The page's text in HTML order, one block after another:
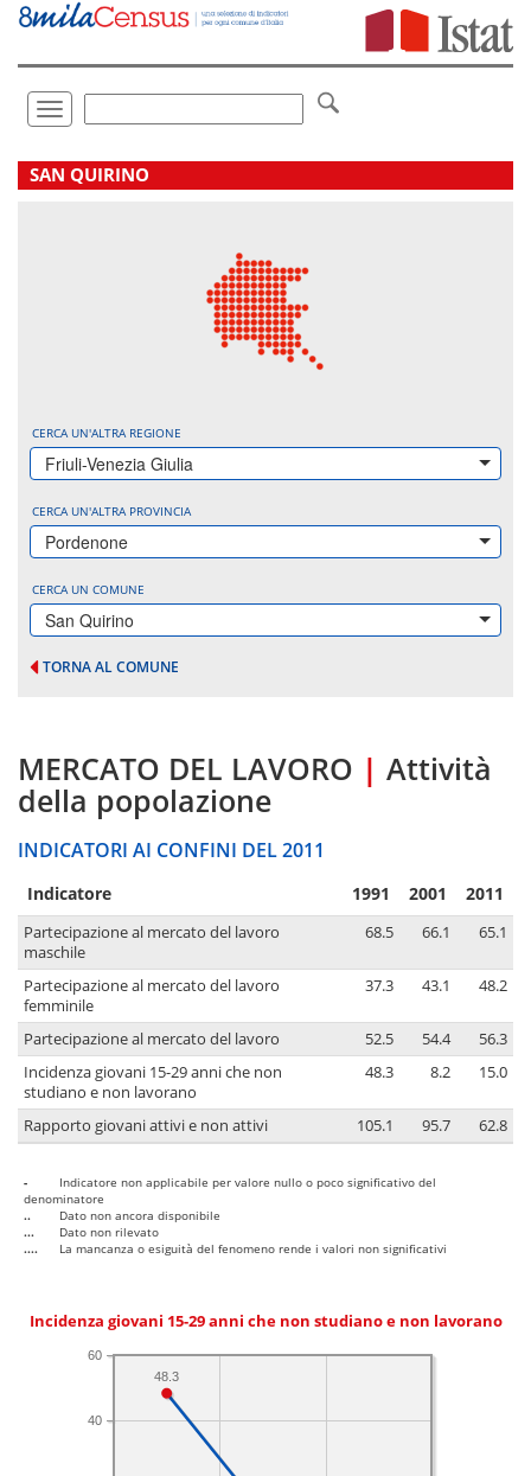
Vai
direttamente
Toggle
navigation
.
SAN QUIRINO
CERCA UN'ALTRA REGIONE
Friuli-Venezia Giulia
CERCA UN'ALTRA PROVINCIA
Pordenone
CERCA UN COMUNE
San Quirino
TORNA AL COMUNE
MERCATO DEL LAVORO | Attività
della popolazione
INDICATORI AI CONFINI DEL 2011
Indicatore 1991 2001 2011
Partecipazione al mercato del lavoro
maschile
68.5 66.1 65.1
Partecipazione al mercato del lavoro
femminile
37.3 43.1 48.2
Partecipazione al mercato del lavoro 52.5 54.4
56.3
Incidenza giovani 15-29 anni che non
studiano e non lavorano
48.3 8.2 15.0
Rapporto giovani attivi e non attivi 105.1 95.7 62.8
-
Indicatore non applicabile per valore nullo o poco significativo del
denominatore
..
Dato non ancora disponibile
...
Dato non rilevato
....
La mancanza o esiguità del fenomeno rende i valori non significativi
Incidenza giovani 15-29 anni che non studiano e non lavorano
40
60
48.3